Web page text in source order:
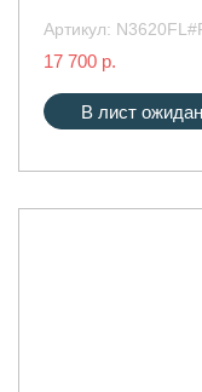
Артикул:
17 700 р.
В лист